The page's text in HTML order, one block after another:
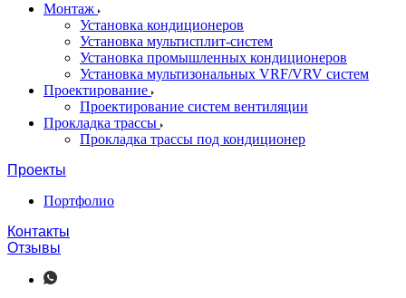
Монтаж
Установка кондиционеров
Установка мультисплит-систем
Установка промышленных кондиционеров
Установка мультизональных VRF/VRV систем
Проектирование
Проектирование систем вентиляции
Прокладка трассы
Прокладка трассы под кондиционер
Проекты
Портфолио
Контакты
Отзывы